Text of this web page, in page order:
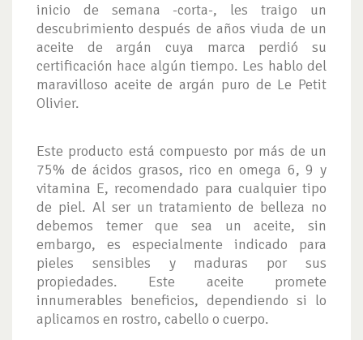
inicio de semana -corta-, les traigo un
descubrimiento después de años viuda de un
aceite de argán cuya marca perdió su
certificación hace algún tiempo. Les hablo del
maravilloso aceite de argán puro de Le Petit
Olivier.
Este producto está compuesto por más de un
75% de ácidos grasos, rico en omega 6, 9 y
vitamina E, recomendado para cualquier tipo
de piel. Al ser un tratamiento de belleza no
debemos temer que sea un aceite, sin
embargo, es especialmente indicado para
pieles sensibles y maduras por sus
propiedades. Este aceite promete
innumerables beneficios, dependiendo si lo
aplicamos en rostro, cabello o cuerpo.